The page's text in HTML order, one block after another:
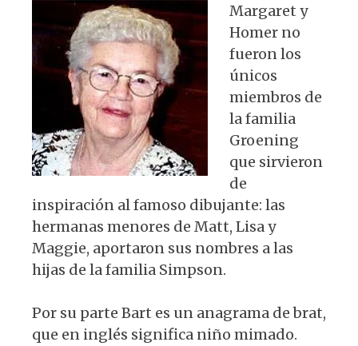
Margaret y
Homer no
fueron los
únicos
miembros de
la familia
Groening
que sirvieron
de
inspiración al famoso dibujante: las
hermanas menores de Matt, Lisa y
Maggie, aportaron sus nombres a las
hijas de la familia Simpson.
Por su parte Bart es un anagrama de brat,
que en inglés significa niño mimado.